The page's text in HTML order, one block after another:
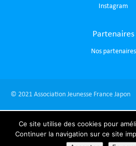
Ce site utilise des cookies pour
Continuer la navigation sur ce site
Instagram
Partenaires
Nos partenaires
© 2021 Association Jeunesse France Japon